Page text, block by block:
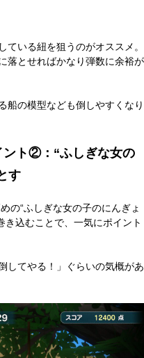
いる紐を狙うのがオススメ。
落とせればかなり弾数に余裕が
の模型なども倒しやすくなり
ント②：“ふしぎな女の
す
の“ふしぎな女の子のにんぎょ
き込むことで、一気にポイント
してやる！」ぐらいの気概があ